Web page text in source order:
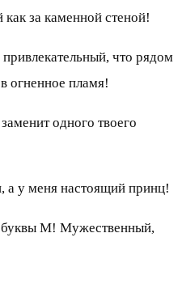
за каменной стеной!
что рядом
огненное пламя!
одного твоего
а у меня настоящий принц!
М! Мужественный,